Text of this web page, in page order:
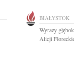
BIAŁYSTOK
Wyrazy
Alicji